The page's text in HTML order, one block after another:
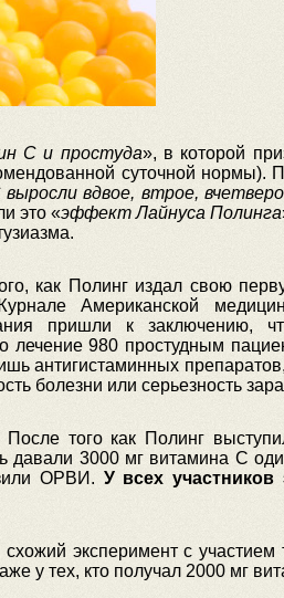
С и простуда», в которой
суточной нормы).
вдвое, втрое, вчетверо
это «эффект Лайнуса Полинга
как Полинг издал свою
Американской
пришли к заключению,
лечение 980 простудным
антигистаминных
болезни или серьезность
того как Полинг
давали 3000 мг витамина С
ОРВИ. У всех
эксперимент с
у тех, кто получал 2000 мг